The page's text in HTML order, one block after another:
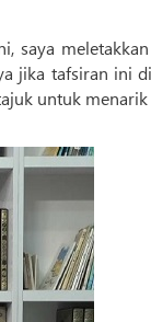
saya
jika tafsiran ini
untuk